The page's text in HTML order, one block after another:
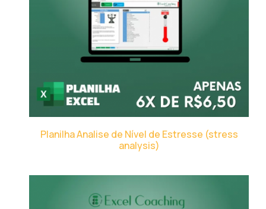
Planilha Analise de Nível de Estresse (stress
analysis)